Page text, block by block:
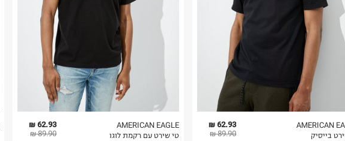
בלבד. לא ניתן
62.93 ₪
89.90 ₪
AMERICAN EAGLE
טי שירט עם רקמת לוגו
62.93 ₪
89.90 ₪
AMERICAN
בייסיק